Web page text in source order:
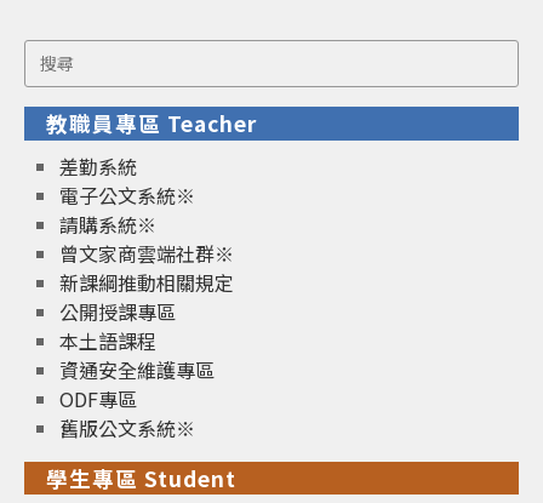
Search
for:
教職員專區 Teacher
差勤系統
電子公文系統※
請購系統※
曾文家商雲端社群※
新課綱推動相關規定
公開授課專區
本土語課程
資通安全維護專區
ODF專區
舊版公文系統※
學生專區 Student